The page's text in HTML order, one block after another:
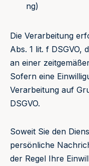
ng)
Die Verarbeitung
Abs. 1 lit. f DSGVO,
an einer
Sofern eine
Verarbeitung auf
DSGVO.
Soweit Sie den
persönliche
der Regel Ihre